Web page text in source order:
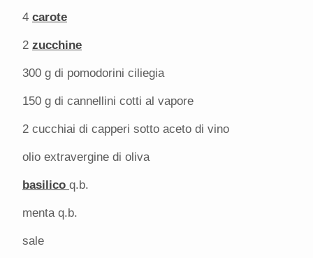
4 carote
2 zucchine
300 g di pomodorini ciliegia
150 g di cannellini cotti al vapore
2 cucchiai di capperi sotto aceto di vino
olio extravergine di oliva
basilico q.b.
menta q.b.
sale